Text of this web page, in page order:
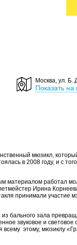
Москва, ул. Б.
Показать на
мюзикл,
в 2008 году, и с
материалом работал
Ирина
принимали участие
бального зала
звуковое и
всему этому, мюзиклу